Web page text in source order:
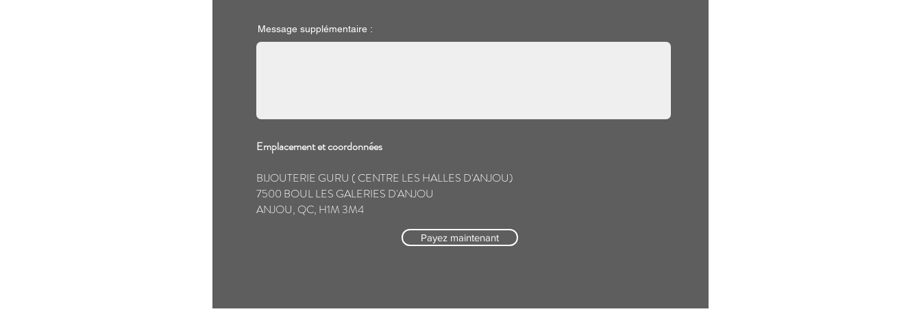
Message supplémentaire :
Emplacement et coordonnées
BIJOUTERIE GURU ( CENTRE LES HALLES D'ANJOU)
7500 BOUL LES GALERIES D'ANJOU
ANJOU, QC, H1M 3M4
Payez maintenant